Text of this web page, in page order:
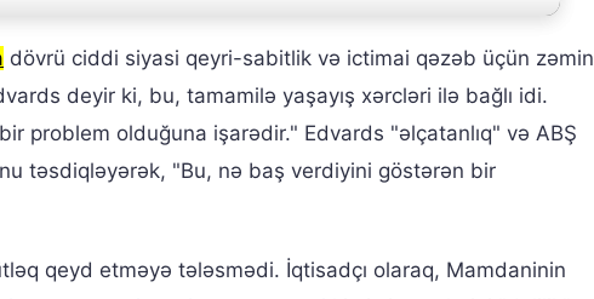
dövrü ciddi siyasi qeyri-sabitlik və ictimai qəzəb üçün zəmin
deyir ki, bu, tamamilə yaşayış xərcləri ilə bağlı idi.
problem olduğuna işarədir." Edvards "əlçatanlıq" və ABŞ
təsdiqləyərək, "Bu, nə baş verdiyini göstərən bir
qeyd etməyə tələsmədi. İqtisadçı olaraq, Mamdaninin